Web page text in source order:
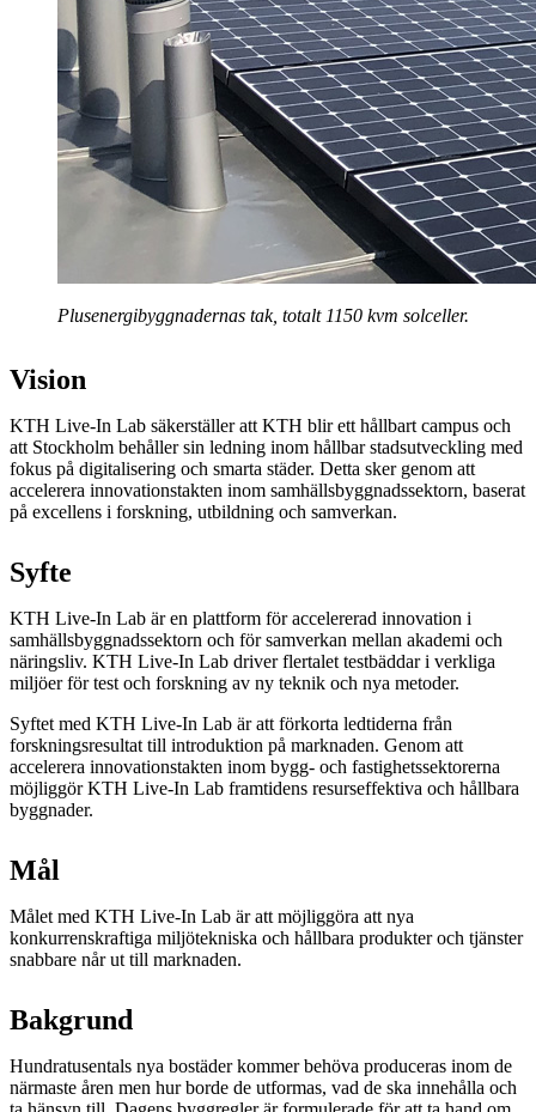
Plusenergibyggnadernas tak, totalt 1150 kvm solceller.
Vision
KTH Live-In Lab säkerställer att KTH blir ett hållbart campus och
att Stockholm behåller sin ledning inom hållbar stadsutveckling med
fokus på digitalisering och smarta städer. Detta sker genom att
accelerera innovationstakten inom samhällsbyggnadssektorn, baserat
på excellens i forskning, utbildning och samverkan.
Syfte
KTH Live-In Lab är en plattform för accelererad innovation i
samhällsbyggnadssektorn och för samverkan mellan akademi och
näringsliv. KTH Live-In Lab driver flertalet testbäddar i verkliga
miljöer för test och forskning av ny teknik och nya metoder.
Syftet med KTH Live-In Lab är att förkorta ledtiderna från
forskningsresultat till introduktion på marknaden. Genom att
accelerera innovationstakten inom bygg- och fastighetssektorerna
möjliggör KTH Live-In Lab framtidens resurseffektiva och hållbara
byggnader.
Mål
Målet med KTH Live-In Lab är att möjliggöra att nya
konkurrenskraftiga miljötekniska och hållbara produkter och tjänster
snabbare når ut till marknaden.
Bakgrund
Hundratusentals nya bostäder kommer behöva produceras inom de
närmaste åren men hur borde de utformas, vad de ska innehålla och